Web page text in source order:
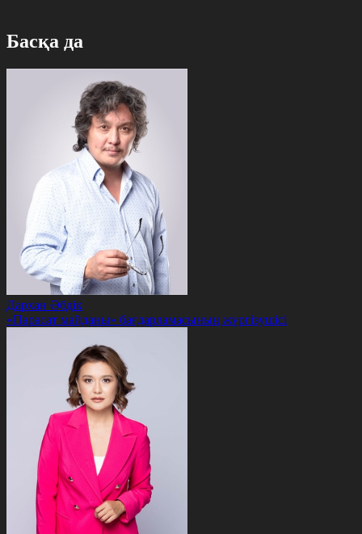
Басқа да
Дархан Әбдік
«Парасат майданы» бағдарламасының жүргізушісі